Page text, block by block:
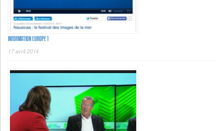
INFORMATION EUROPE 1
17 avril 2014